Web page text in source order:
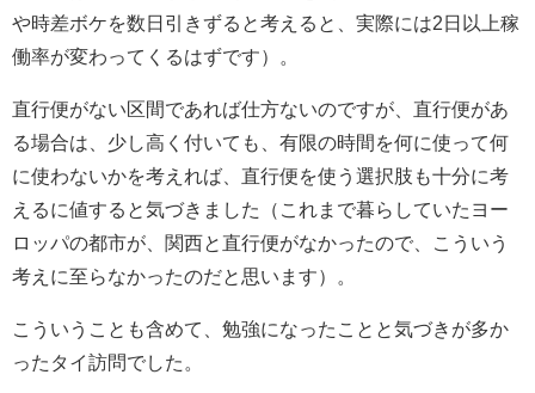
や時差ボケを数日引きずると考えると、実際には2日以上稼
働率が変わってくるはずです）。
直行便がない区間であれば仕方ないのですが、直行便があ
る場合は、少し高く付いても、有限の時間を何に使って何
に使わないかを考えれば、直行便を使う選択肢も十分に考
えるに値すると気づきました（これまで暮らしていたヨー
ロッパの都市が、関西と直行便がなかったので、こういう
考えに至らなかったのだと思います）。
こういうことも含めて、勉強になったことと気づきが多か
ったタイ訪問でした。